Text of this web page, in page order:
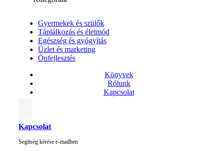
Gyermekek és szülők
Táplálkozás és életmód
Egészség és gyógyítás
Üzlet és marketing
Önfejlesztés
Könyvek
Rólunk
Kapcsolat
Kapcsolat
Segítség kérése e-mailben